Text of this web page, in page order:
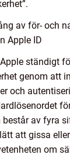
av för- och
Apple ID
ständigt
genom att
och
av fyra
att gissa
om